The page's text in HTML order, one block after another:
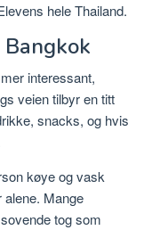
hele Thailand.
interessant,
veien tilbyr en titt
snacks, og hvis
køye og vask
alene. Mange
tog som